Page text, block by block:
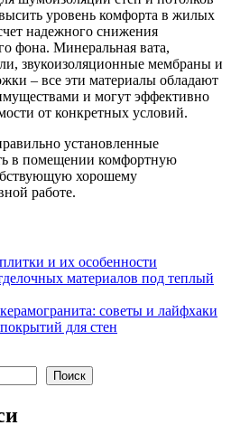
уровень комфорта в жилых
надежного снижения
фона. Минеральная вата,
звукоизоляционные мембраны и
– все эти материалы обладают
и могут эффективно
от конкретных условий.
установленные
в помещении комфортную
хорошему
работе.
и их особенности
материалов под теплый
советы и лайфхаки
для стен
Поиск